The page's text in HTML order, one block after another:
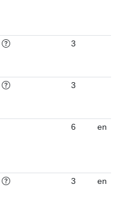
3
3
6 en
3 en